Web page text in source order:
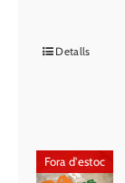
Detalls
Fora d'estoc